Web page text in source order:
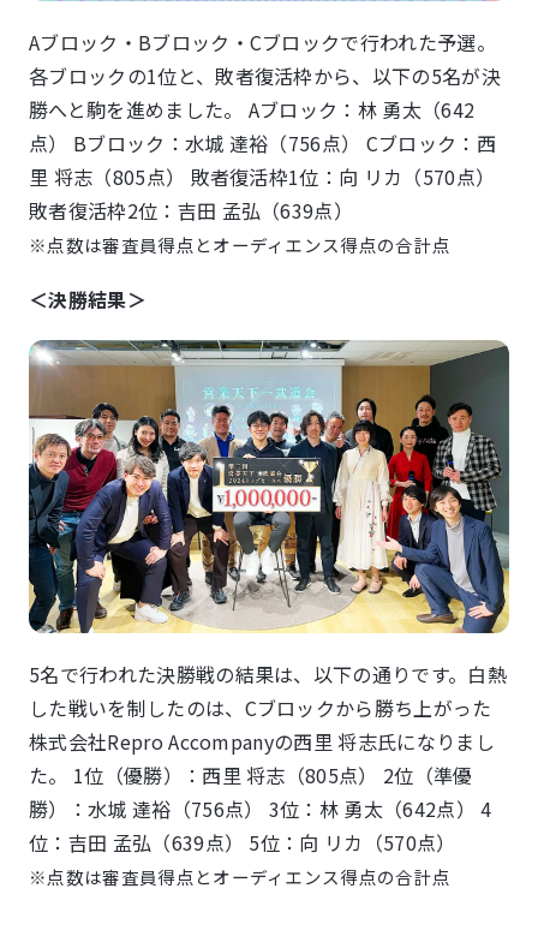
Aブロック・Bブロック・Cブロックで行われた予選。
各ブロックの1位と、敗者復活枠から、以下の5名が決
勝へと駒を進めました。 Aブロック：林 勇太（642
点） Bブロック：水城 達裕（756点） Cブロック：西
里 将志（805点） 敗者復活枠1位：向 リカ（570点）
敗者復活枠2位：吉田 孟弘（639点）
※点数は審査員得点とオーディエンス得点の合計点
＜決勝結果＞
5名で行われた決勝戦の結果は、以下の通りです。白熱
した戦いを制したのは、Cブロックから勝ち上がった
株式会社Repro Accompanyの西里 将志氏になりまし
た。 1位（優勝）：西里 将志（805点） 2位（準優
勝）：水城 達裕（756点） 3位：林 勇太（642点） 4
位：吉田 孟弘（639点） 5位：向 リカ（570点）
※点数は審査員得点とオーディエンス得点の合計点